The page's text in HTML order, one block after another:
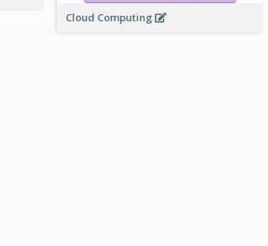
Cloud Computing